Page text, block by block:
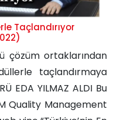
Taçlandırıyor
çözüm ortaklarından
taçlandırmaya
EDA YILMAZ ALDI Bu
Quality Management